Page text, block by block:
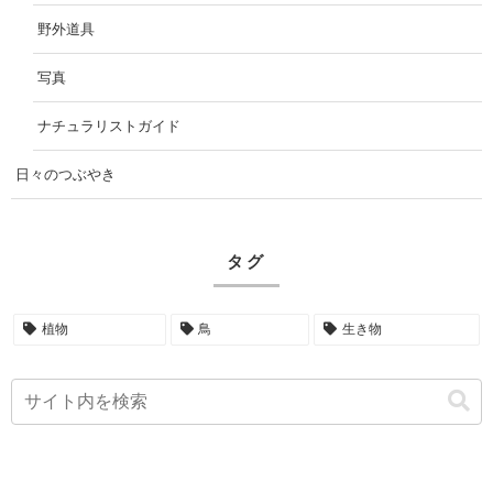
野外道具
写真
ナチュラリストガイド
日々のつぶやき
タグ
植物 鳥 生き物